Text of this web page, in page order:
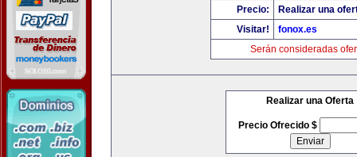
Precio:
Realizar una
Visitar!
fonox.es
Serán consideradas
Realizar una Oferta
Precio Ofrecido $